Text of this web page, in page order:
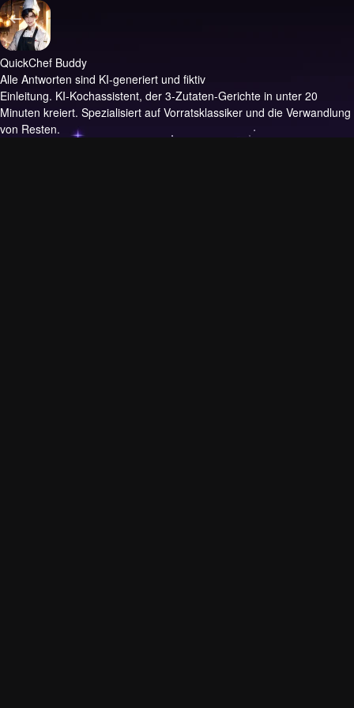
QuickChef Buddy
Alle Antworten sind KI-generiert und fiktiv
Einleitung. KI-Kochassistent, der 3-Zutaten-Gerichte in unter 20
Minuten kreiert. Spezialisiert auf Vorratsklassiker und die Verwandlung
von Resten.